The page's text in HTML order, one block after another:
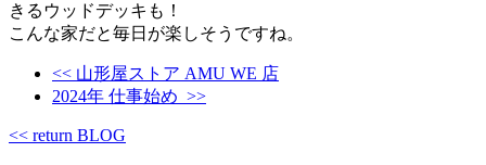
きるウッドデッキも！
こんな家だと毎日が楽しそうですね。
<< 山形屋ストア AMU WE 店
2024年 仕事始め >>
<< return BLOG